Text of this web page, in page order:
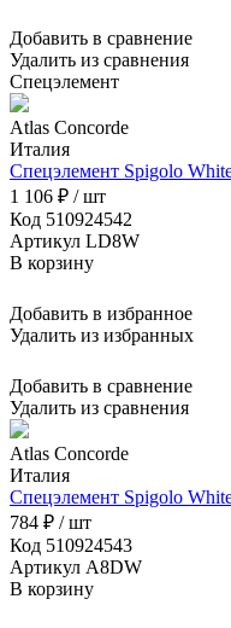
Добавить в сравнение
Удалить из сравнения
Спецэлемент
Atlas Concorde
Италия
Спецэлемент Spigolo
1 106 ₽ / шт
Код 510924542
Артикул LD8W
В корзину
Добавить в избранное
Удалить из избранных
Добавить в сравнение
Удалить из сравнения
Atlas Concorde
Италия
Спецэлемент Spigolo
784 ₽ / шт
Код 510924543
Артикул A8DW
В корзину